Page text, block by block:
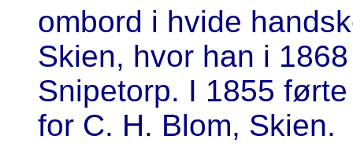
ombord i hvide
Skien, hvor han i
Snipetorp. I 1855
for C. H. Blom, Skien.